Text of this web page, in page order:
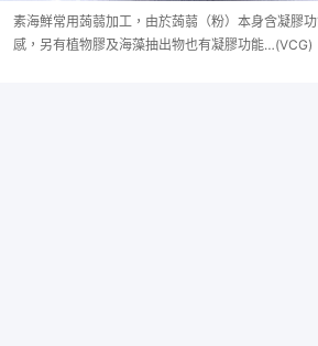
素海鮮常用蒟蒻加工，由於蒟蒻（粉）本身含凝膠
感，另有植物膠及海藻抽出物也有凝膠功能…(VCG)